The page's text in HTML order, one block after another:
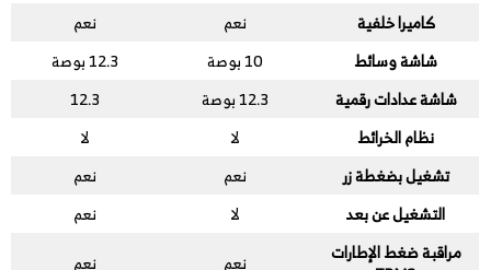
كاميرا خلفية
نعم
نعم
شاشة وسائط
10 بوصة
12.3 بوصة
شاشة عدادات رقمية
12.3 بوصة
12.3
نظام الخرائط
لا
لا
تشغيل بضغطة زر
نعم
نعم
التشغيل عن بعد
لا
نعم
مراقبة ضغط الإطارات
نعم
نعم